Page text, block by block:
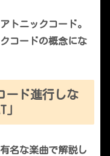
トニックコード。
コードの概念にな
ード進行しな
」
名な楽曲で解説し